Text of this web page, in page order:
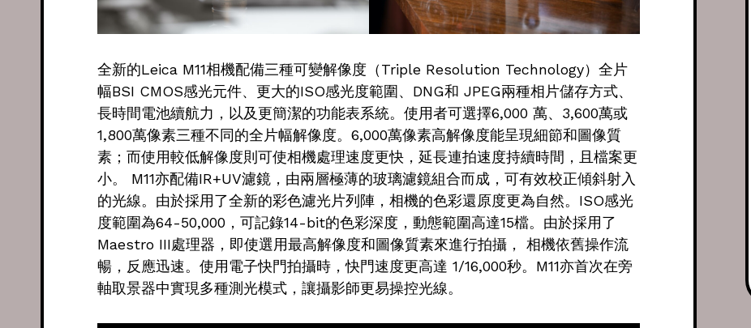
全新的Leica M11相機配備三種可變解像度（Triple Resolution Technology）全片
幅BSI CMOS感光元件、更大的ISO感光度範圍、DNG和 JPEG兩種相片儲存方式、
長時間電池續航力，以及更簡潔的功能表系統。使用者可選擇6,000 萬、3,600萬或
1,800萬像素三種不同的全片幅解像度。6,000萬像素高解像度能呈現細節和圖像質
素；而使用較低解像度則可使相機處理速度更快，延長連拍速度持續時間，且檔案更
小。 M11亦配備IR+UV濾鏡，由兩層極薄的玻璃濾鏡組合而成，可有效校正傾斜射入
的光線。由於採用了全新的彩色濾光片列陣，相機的色彩還原度更為自然。ISO感光
度範圍為64-50,000，可記錄14-bit的色彩深度，動態範圍高達15檔。由於採用了
Maestro III處理器，即使選用最高解像度和圖像質素來進行拍攝， 相機依舊操作流
暢，反應迅速。使用電子快門拍攝時，快門速度更高達 1/16,000秒。M11亦首次在旁
軸取景器中實現多種測光模式，讓攝影師更易操控光線。